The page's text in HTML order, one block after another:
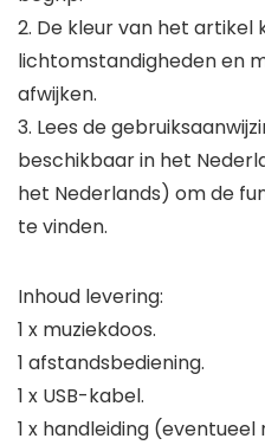
2. De kleur van het artikel
lichtomstandigheden en
afwijken.
3. Lees de
beschikbaar in het
het Nederlands) om de
te vinden.
Inhoud levering:
1 x muziekdoos.
1 afstandsbediening.
1 x USB-kabel.
1 x handleiding